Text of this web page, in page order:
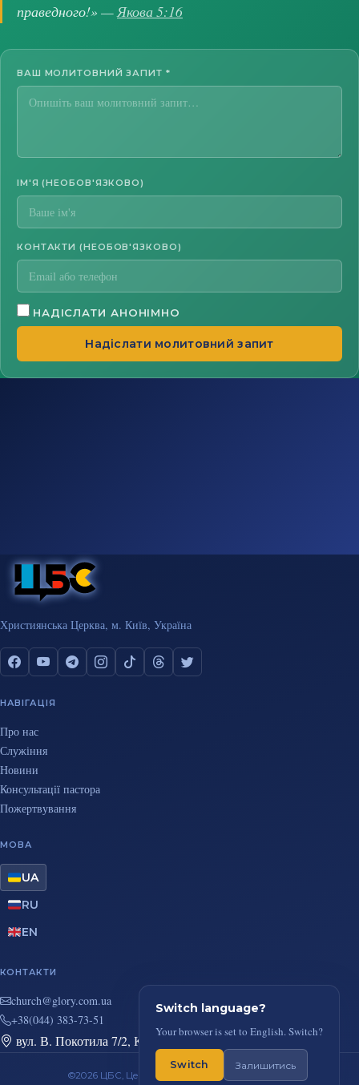
праведного!» — Якова 5:16
ВАШ МОЛИТОВНИЙ ЗАПИТ *
ІМ'Я (НЕОБОВ'ЯЗКОВО)
КОНТАКТИ (НЕОБОВ'ЯЗКОВО)
НАДІСЛАТИ АНОНІМНО
Надіслати молитовний запит
Християнська Церква, м. Київ, Україна
НАВІГАЦІЯ
Про нас
Служіння
Новини
Консультації пастора
Пожертвування
МОВА
UA
RU
EN
КОНТАКТИ
au.moc.yrolg@hcruhc
+38(044) 383-73-51
вул. В. Покотила 7/2, Київ
©2026 ЦБС, Церква Повного Євангелія, м. Київ
Switch language?
Your browser is set to English. Switch?
Switch Залишитись